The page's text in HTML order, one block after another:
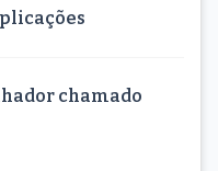
chamado